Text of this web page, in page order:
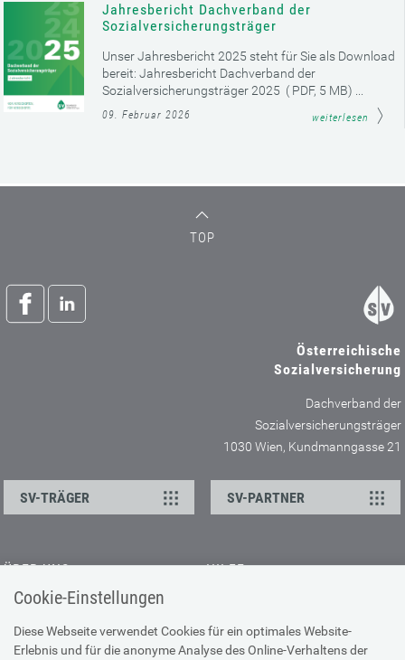
Cookie-Einstellungen
Diese Webseite verwendet Cookies für ein optimales Website-
Erlebnis und für die anonyme Analyse des Online-Verhaltens der
Jahresbericht Dachverband der
Sozialversicherungsträger
Unser Jahresbericht 2025 steht für Sie als Download
bereit: Jahresbericht Dachverband der
Sozialversicherungsträger 2025 ( PDF, 5 MB) ...
09. Februar 2026 weiterlesen
TOP
Österreichische
Sozialversicherung
Dachverband der
Sozialversicherungsträger
1030 Wien, Kundmanngasse 21
SV-TRÄGER SV-PARTNER
ÜBER UNS
Kontakt
Offene Stellen
Presse
HILFE
Browser-Info & Sicherheit
Hilfe zur Suche